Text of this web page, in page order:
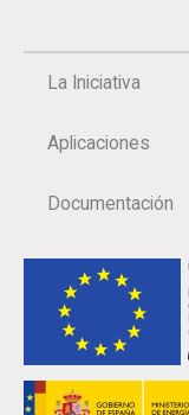
La Iniciativa
Aplicaciones
Documentación